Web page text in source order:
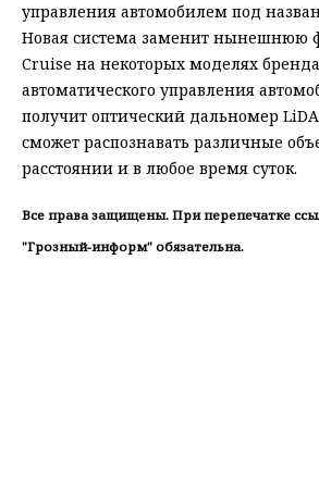
управления автомобилем под
Новая система заменит нынешнюю
Cruise на некоторых моделях
автоматического управления
получит оптический дальномер
сможет распознавать различные
расстоянии и в любое время суток.
Все права защищены. При перепечатке
"Грозный-информ" обязательна.